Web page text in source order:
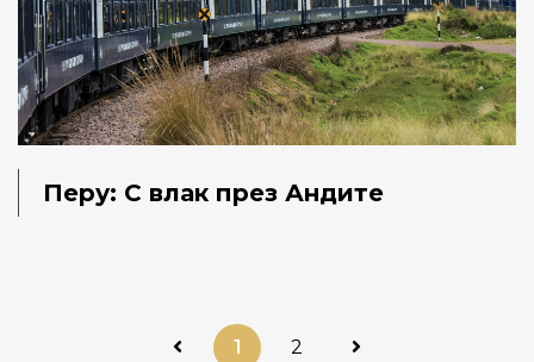
Перу: С влак през Андите
1 2